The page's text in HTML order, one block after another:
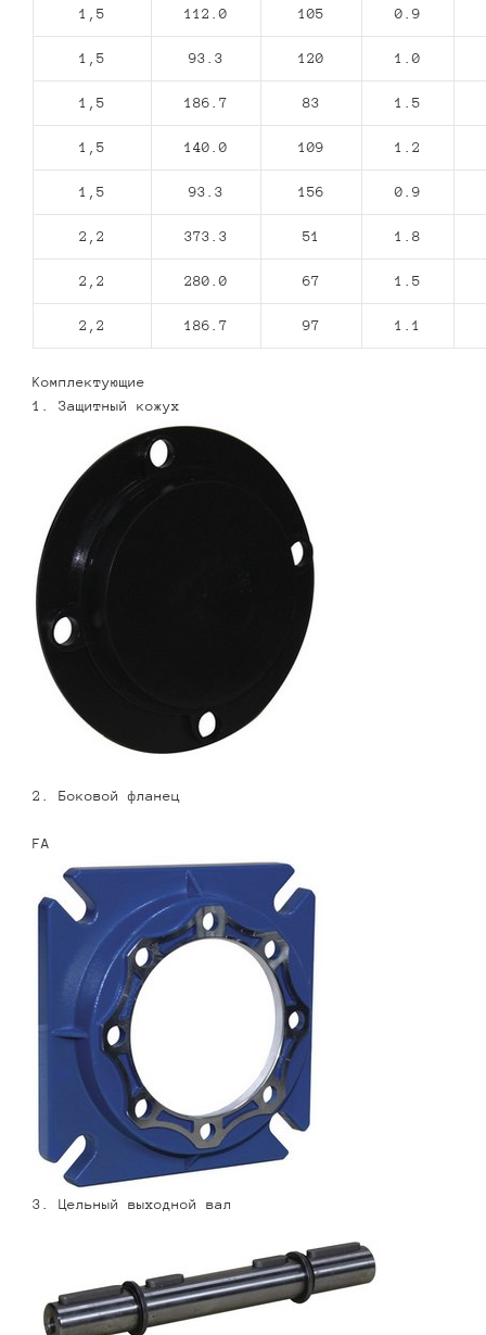
1,5 112.0 105 0.9
1,5 93.3 120 1.0
1,5 186.7 83 1.5
1,5 140.0 109 1.2
1,5 93.3 156 0.9
2,2 373.3 51 1.8
2,2 280.0 67 1.5
2,2 186.7 97 1.1
Комплектующие
1. Защитный кожух
2. Боковой фланец
FA
3. Цельный выходной вал